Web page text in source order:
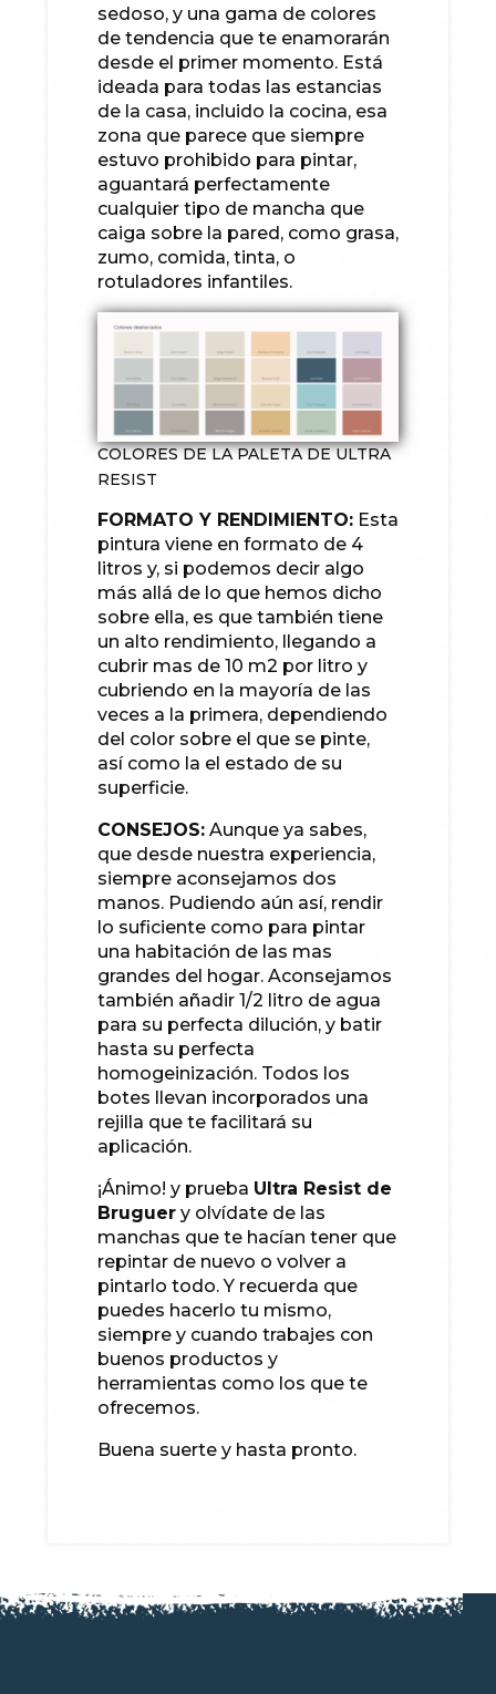
sedoso, y una gama de colores
de tendencia que te enamorarán
desde el primer momento. Está
ideada para todas las estancias
de la casa, incluido la cocina, esa
zona que parece que siempre
estuvo prohibido para pintar,
aguantará perfectamente
cualquier tipo de mancha que
caiga sobre la pared, como grasa,
zumo, comida, tinta, o
rotuladores infantiles.
COLORES DE LA PALETA DE ULTRA
RESIST
FORMATO Y RENDIMIENTO:Esta
pintura viene en formato de 4
litros y, si podemos decir algo
más allá de lo que hemos dicho
sobre ella, es que también tiene
un alto rendimiento, llegando a
cubrir mas de 10 m2 por litro y
cubriendo en la mayoría de las
veces a la primera, dependiendo
del color sobre el que se pinte,
así como la el estado de su
superficie.
CONSEJOS:Aunque ya sabes,
que desde nuestra experiencia,
siempre aconsejamos dos
manos. Pudiendo aún así, rendir
lo suficiente como para pintar
una habitación de las mas
grandes del hogar. Aconsejamos
también añadir 1/2 litro de agua
para su perfecta dilución, y batir
hasta su perfecta
homogeinización. Todos los
botes llevan incorporados una
rejilla que te facilitará su
aplicación.
¡Ánimo! y prueba Ultra Resist de
Bruguery olvídate de las
manchas que te hacían tener que
repintar de nuevo o volver a
pintarlo todo. Y recuerda que
puedes hacerlo tu mismo,
siempre y cuando trabajes con
buenos productos y
herramientas como los que te
ofrecemos.
Buena suerte y hasta pronto.